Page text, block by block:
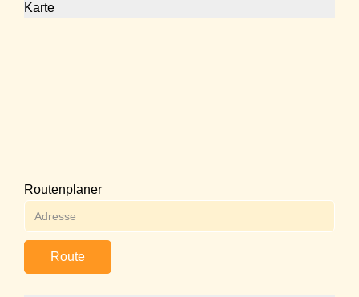
Karte
Routenplaner
Route